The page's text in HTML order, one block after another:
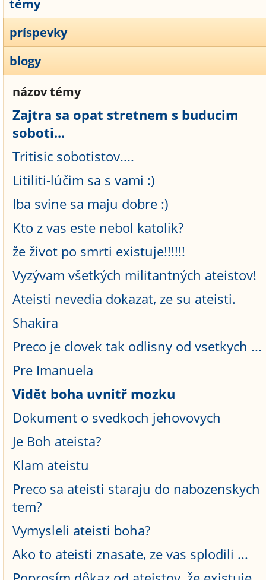
témy
príspevky
blogy
názov témy
Zajtra sa opat stretnem s buducim
soboti...
Tritisic sobotistov....
Litiliti-lúčim sa s vami :)
Iba svine sa maju dobre :)
Kto z vas este nebol katolik?
že život po smrti existuje!!!!!!
Vyzývam všetkých militantných ateistov!
Ateisti nevedia dokazat, ze su ateisti.
Shakira
Preco je clovek tak odlisny od vsetkych ...
Pre Imanuela
Vidět boha uvnitř mozku
Dokument o svedkoch jehovovych
Je Boh ateista?
Klam ateistu
Preco sa ateisti staraju do nabozenskych
tem?
Vymysleli ateisti boha?
Ako to ateisti znasate, ze vas splodili ...